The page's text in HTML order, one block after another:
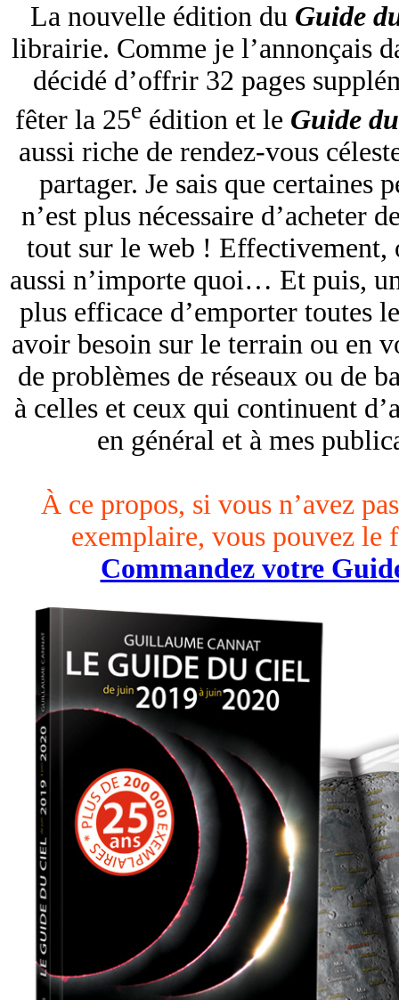
La nouvelle édition du Guide
librairie. Comme je l’annonçais
décidé d’offrir 32 pages
fêter la 25e édition et le Guide
aussi riche de rendez-vous
partager. Je sais que certaines
n’est plus nécessaire d’acheter
tout sur le web ! Effectivement,
aussi n’importe quoi… Et puis,
plus efficace d’emporter toutes
avoir besoin sur le terrain ou en
de problèmes de réseaux ou de
à celles et ceux qui continuent
en général et à mes
À ce propos, si vous n’avez
exemplaire, vous pouvez le
Commandez votre